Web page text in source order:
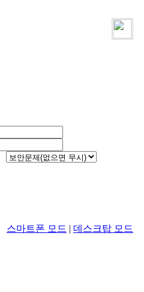
스마트폰 모드 | 데스크탑 모드